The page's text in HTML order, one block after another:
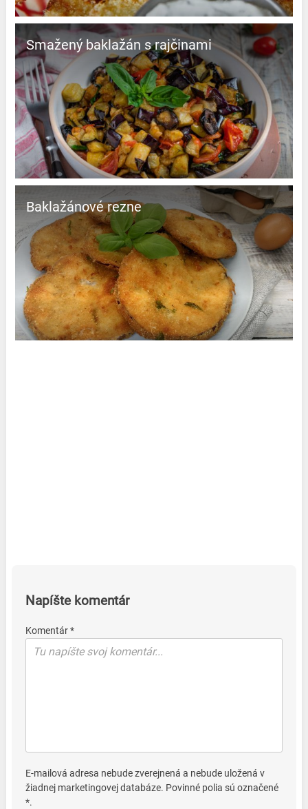
Smažený baklažán s rajčinami
Baklažánové rezne
Napíšte komentár
Komentár *
E-mailová adresa nebude zverejnená a nebude uložená v
žiadnej marketingovej databáze. Povinné polia sú označené
*.